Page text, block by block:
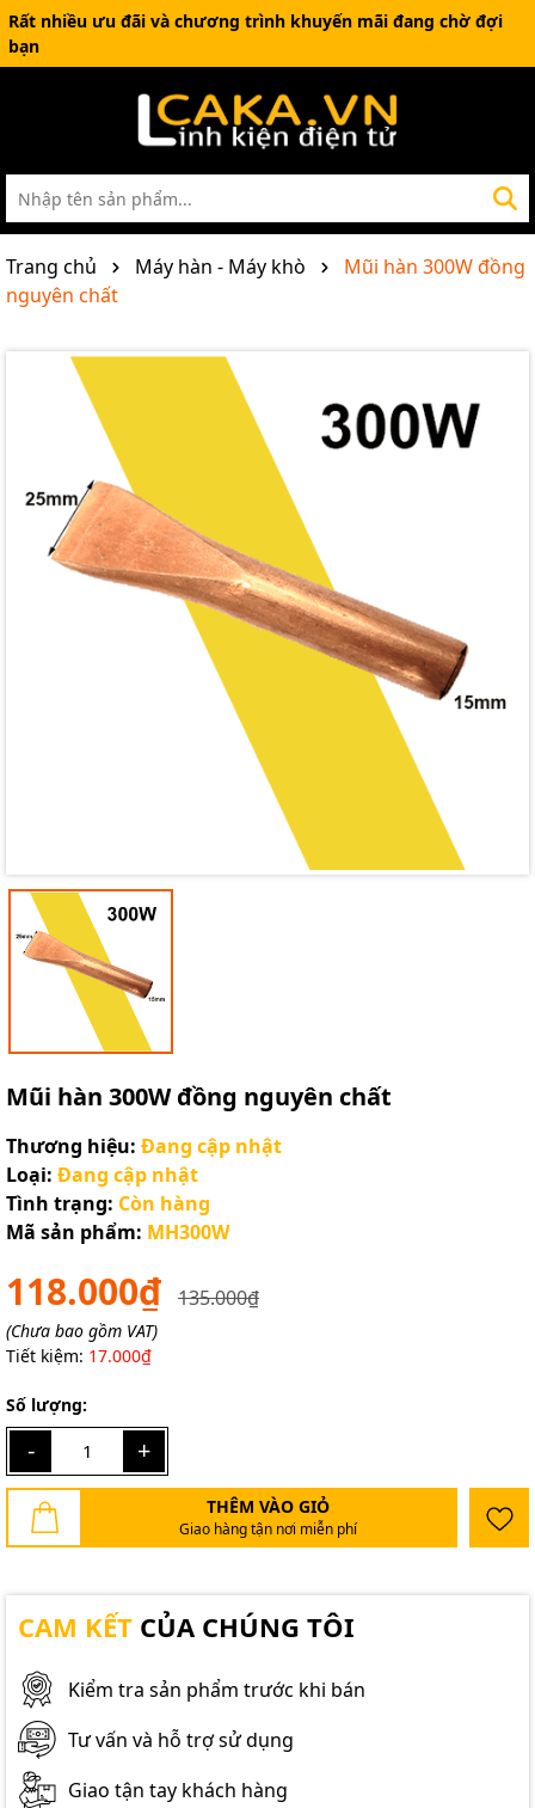
Rất nhiều ưu đãi và chương trình khuyến mãi đang chờ đợi
bạn
Trang chủ Máy hàn - Máy khò
Mũi hàn 300W đồng
nguyên chất
Mũi hàn 300W đồng nguyên chất
Thương hiệu: Đang cập nhật
Loại: Đang cập nhật
Tình trạng: Còn hàng
Mã sản phẩm: MH300W
118.000₫ 135.000₫
(Chưa bao gồm VAT)
Tiết kiệm: 17.000₫
Số lượng:
- +
THÊM VÀO GIỎ
Giao hàng tận nơi miễn phí
CAM KẾT CỦA CHÚNG TÔI
Kiểm tra sản phẩm trước khi bán
Tư vấn và hỗ trợ sử dụng
Giao tận tay khách hàng
Điều kiện: